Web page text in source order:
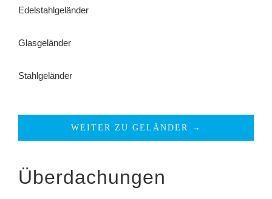
Edelstahlgeländer
Glasgeländer
Stahlgeländer
WEITER ZU GELÄNDER →
Überdachungen